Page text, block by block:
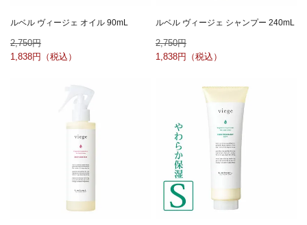
ルベル ヴィージェ オイル 90mL
2,750
1,838
ルベル ヴィージェ シャンプー 240mL
2,750
1,838